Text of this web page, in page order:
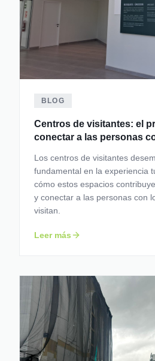
BLOG
Centros de visitantes: el
conectar a las personas
Los centros de visitantes
fundamental en la experiencia
cómo estos espacios
y conectar a las personas con
visitan.
Leer más